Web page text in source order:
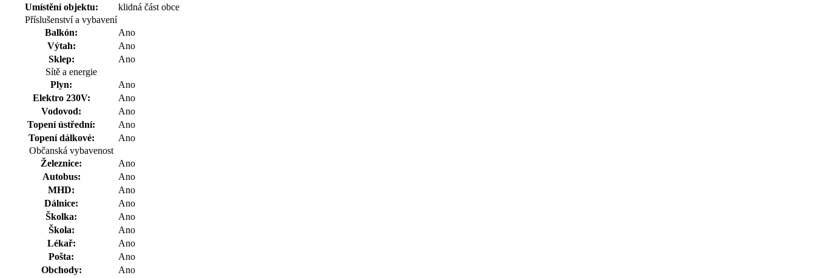
Umístění objektu:
klidná část obce
Příslušenství a vybavení
Balkón:
Ano
Výtah:
Ano
Sklep:
Ano
Sítě a energie
Plyn:
Ano
Elektro 230V:
Ano
Vodovod:
Ano
Topení ústřední:
Ano
Topení dálkové:
Ano
Občanská vybavenost
Železnice:
Ano
Autobus:
Ano
MHD:
Ano
Dálnice:
Ano
Školka:
Ano
Škola:
Ano
Lékař:
Ano
Pošta:
Ano
Obchody:
Ano